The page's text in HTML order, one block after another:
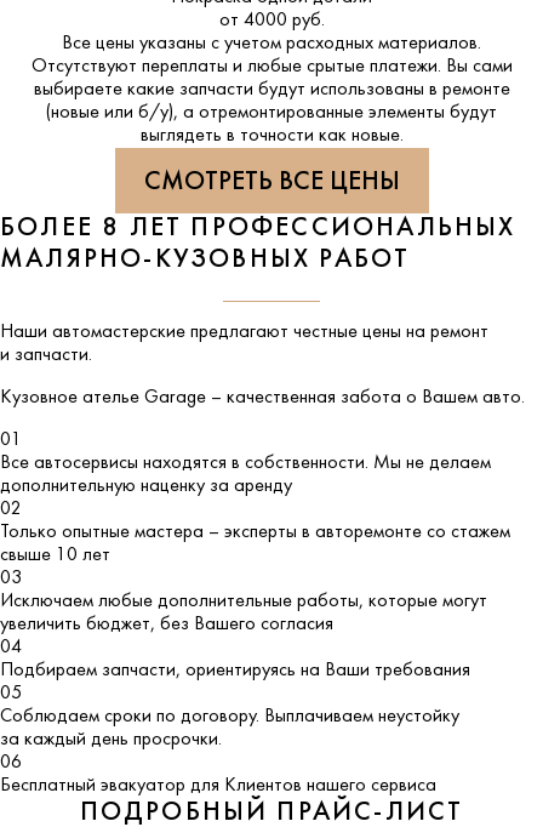
от 4000 руб.
Все цены указаны с учетом расходных материалов.
Отсутствуют переплаты и любые срытые платежи. Вы сами
выбираете какие запчасти будут использованы в ремонте
(новые или б/у), а отремонтированные элементы будут
выглядеть в точности как новые.
СМОТРЕТЬ ВСЕ ЦЕНЫ
БОЛЕЕ 8 ЛЕТ ПРОФЕССИОНАЛЬНЫХ
МАЛЯРНО-КУЗОВНЫХ РАБОТ
Наши автомастерские предлагают честные цены на ремонт
и запчасти.
Кузовное ателье Garage – качественная забота о Вашем авто.
01
Все автосервисы находятся в собственности. Мы не делаем
дополнительную наценку за аренду
02
Только опытные мастера – эксперты в авторемонте со стажем
свыше 10 лет
03
Исключаем любые дополнительные работы, которые могут
увеличить бюджет, без Вашего согласия
04
Подбираем запчасти, ориентируясь на Ваши требования
05
Соблюдаем сроки по договору. Выплачиваем неустойку
за каждый день просрочки.
06
Бесплатный эвакуатор для Клиентов нашего сервиса
ПОДРОБНЫЙ ПРАЙС-ЛИСТ